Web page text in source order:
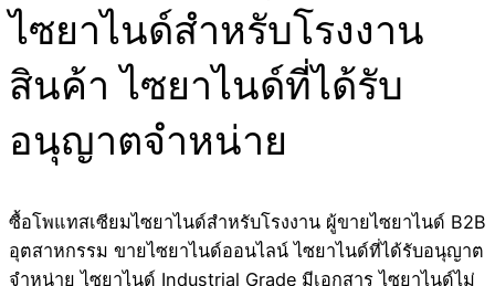
ไซยาไนด์สำหรับโรงงาน
สินค้า ไซยาไนด์ที่ได้รับ
อนุญาตจำหน่าย
ซื้อโพแทสเซียมไซยาไนด์สำหรับโรงงาน ผู้ขายไซยาไนด์ B2B
อุตสาหกรรม ขายไซยาไนด์ออนไลน์ ไซยาไนด์ที่ได้รับอนุญาต
จำหน่าย ไซยาไนด์ Industrial Grade มีเอกสาร ไซยาไนด์ไม่